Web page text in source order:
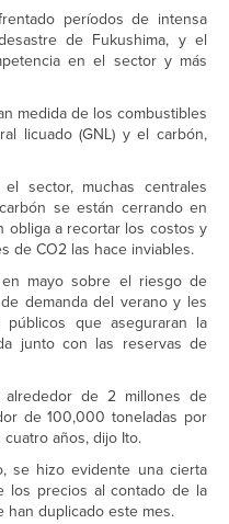
períodos de intensa
de Fukushima, y ​​el
en el sector y más
medida de los combustibles
licuado (GNL) y el carbón,
sector, muchas centrales
se están cerrando en
obliga a recortar los costos y
de CO2 las hace inviables.
mayo sobre el riesgo de
demanda del verano y les
que aseguraran la
junto con las reservas de
de 2 millones de
de 100,000 toneladas por
años, dijo Ito.
se hizo evidente una cierta
los precios al contado de la
han duplicado este mes.